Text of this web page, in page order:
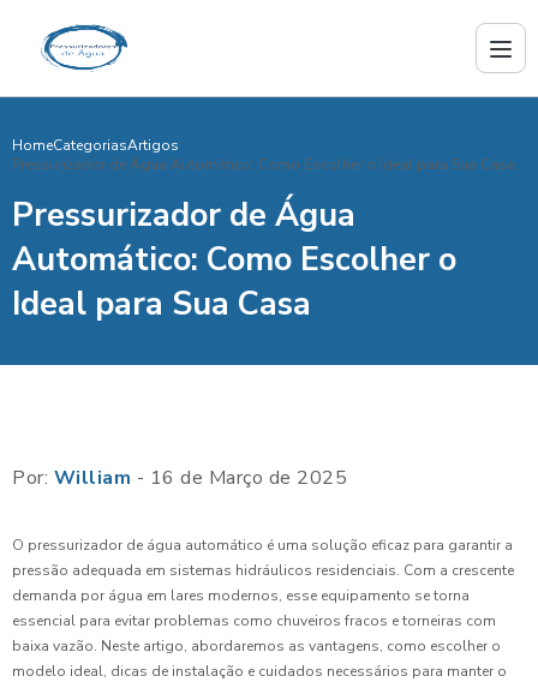
HomeCategoriasArtigos
Pressurizador de Água Automático: Como Escolher o Ideal para Sua Casa
Pressurizador de Água
Automático: Como Escolher o
Ideal para Sua Casa
Por: William - 16 de Março de 2025
O pressurizador de água automático é uma solução eficaz para garantir a
pressão adequada em sistemas hidráulicos residenciais. Com a crescente
demanda por água em lares modernos, esse equipamento se torna
essencial para evitar problemas como chuveiros fracos e torneiras com
baixa vazão. Neste artigo, abordaremos as vantagens, como escolher o
modelo ideal, dicas de instalação e cuidados necessários para manter o